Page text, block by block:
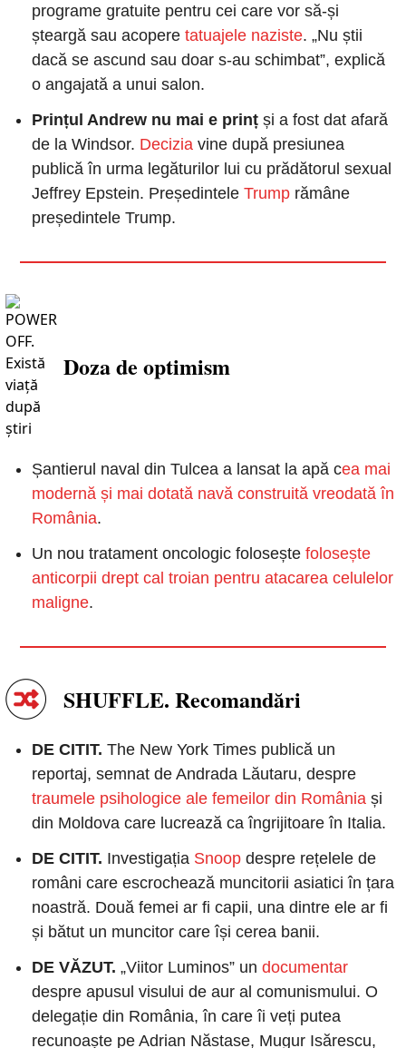
programe gratuite pentru cei care vor să-și
șteargă sau acopere tatuajele naziste. „Nu știi
dacă se ascund sau doar s-au schimbat”, explică
o angajată a unui salon.
Prințul Andrew nu mai e prinț și a fost dat afară
de la Windsor. Decizia vine după presiunea
publică în urma legăturilor lui cu prădătorul sexual
Jeffrey Epstein. Președintele Trump rămâne
președintele Trump.
Doza de optimism
Șantierul naval din Tulcea a lansat la apă cea mai
modernă și mai dotată navă construită vreodată în
România.
Un nou tratament oncologic folosește folosește
anticorpii drept cal troian pentru atacarea celulelor
maligne.
SHUFFLE. Recomandări
DE CITIT. The New York Times publică un
traumele psihologice ale femeilor din România și
din Moldova care lucrează ca îngrijitoare în Italia.
DE CITIT. Investigația Snoop despre rețelele de
români care escrochează muncitorii asiatici în țara
noastră. Două femei ar fi capii, una dintre ele ar fi
și bătut un muncitor care își cerea banii.
DE VĂZUT. „Viitor Luminos” un documentar
despre apusul visului de aur al comunismului. O
delegație din România, în care îi veți putea
recunoaște pe Adrian Năstase, Mugur Isărescu,